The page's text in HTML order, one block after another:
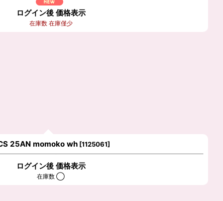
ログイン後 価格表示
在庫数 在庫僅少
25AN momoko wh [1125061]
ログイン後 価格表示
在庫数 ◯